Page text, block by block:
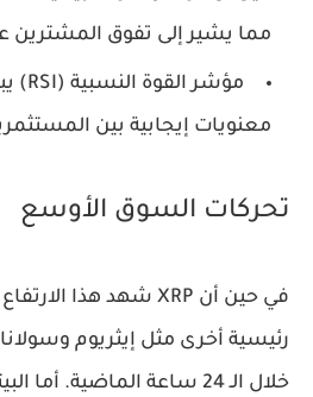
مما يشير إلى تفوق المشترين
مؤشر القوة النسبية (RSI)
معنويات إيجابية بين
تحركات السوق الأوسع
في حين أن XRP شهد هذا
رئيسية أخرى مثل إيثريوم وسولانا
خلال الـ 24 ساعة الماضية. أما